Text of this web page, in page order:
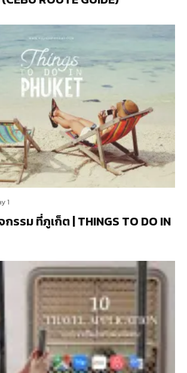
1
รรม ที่ภูเก็ต | THINGS TO DO IN